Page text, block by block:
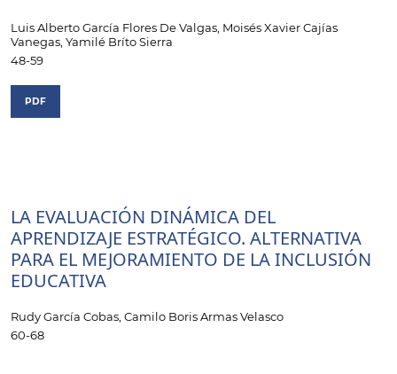
Luis Alberto García Flores De Valgas, Moisés Xavier Cajías
Vanegas, Yamilé Bríto Sierra
48-59
PDF
LA EVALUACIÓN DINÁMICA DEL
APRENDIZAJE ESTRATÉGICO. ALTERNATIVA
PARA EL MEJORAMIENTO DE LA INCLUSIÓN
EDUCATIVA
Rudy García Cobas, Camilo Boris Armas Velasco
60-68